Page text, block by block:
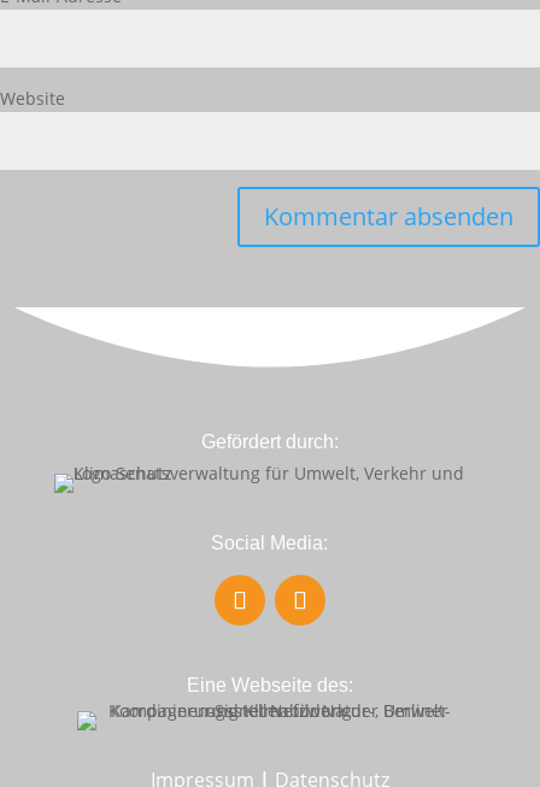
Website
Gefördert durch:
Social Media:
Eine Webseite des:
Impressum | Datenschutz